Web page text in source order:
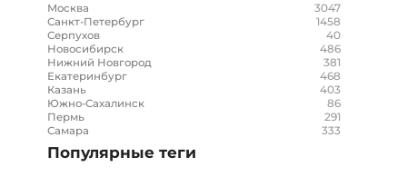
Москва 3047
Санкт-Петербург 1458
Серпухов 40
Новосибирск 486
Нижний Новгород 381
Екатеринбург 468
Казань 403
Южно-Сахалинск 86
Пермь 291
Самара 333
Популярные теги